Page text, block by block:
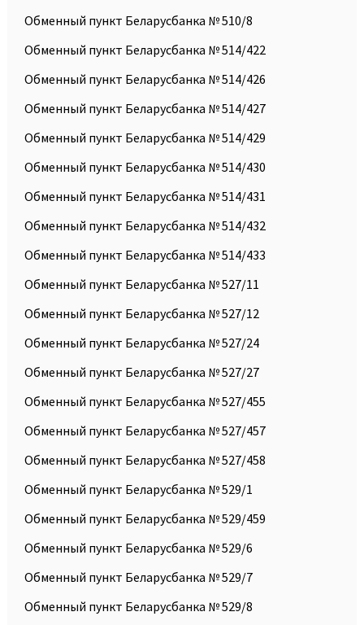
Обменный пункт Беларусбанка № 510/8
Обменный пункт Беларусбанка № 514/422
Обменный пункт Беларусбанка № 514/426
Обменный пункт Беларусбанка № 514/427
Обменный пункт Беларусбанка № 514/429
Обменный пункт Беларусбанка № 514/430
Обменный пункт Беларусбанка № 514/431
Обменный пункт Беларусбанка № 514/432
Обменный пункт Беларусбанка № 514/433
Обменный пункт Беларусбанка № 527/11
Обменный пункт Беларусбанка № 527/12
Обменный пункт Беларусбанка № 527/24
Обменный пункт Беларусбанка № 527/27
Обменный пункт Беларусбанка № 527/455
Обменный пункт Беларусбанка № 527/457
Обменный пункт Беларусбанка № 527/458
Обменный пункт Беларусбанка № 529/1
Обменный пункт Беларусбанка № 529/459
Обменный пункт Беларусбанка № 529/6
Обменный пункт Беларусбанка № 529/7
Обменный пункт Беларусбанка № 529/8